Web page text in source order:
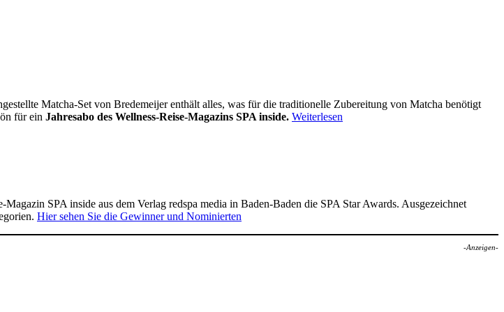
Matcha-Set von Bredemeijer enthält alles, was für die traditionelle Zubereitung von Matcha benötigt
für ein Jahresabo des Wellness-Reise-Magazins SPA inside. Weiterlesen
SPA inside aus dem Verlag redspa media in Baden-Baden die SPA Star Awards. Ausgezeichnet
Hier sehen Sie die Gewinner und Nominierten
-Anzeigen-